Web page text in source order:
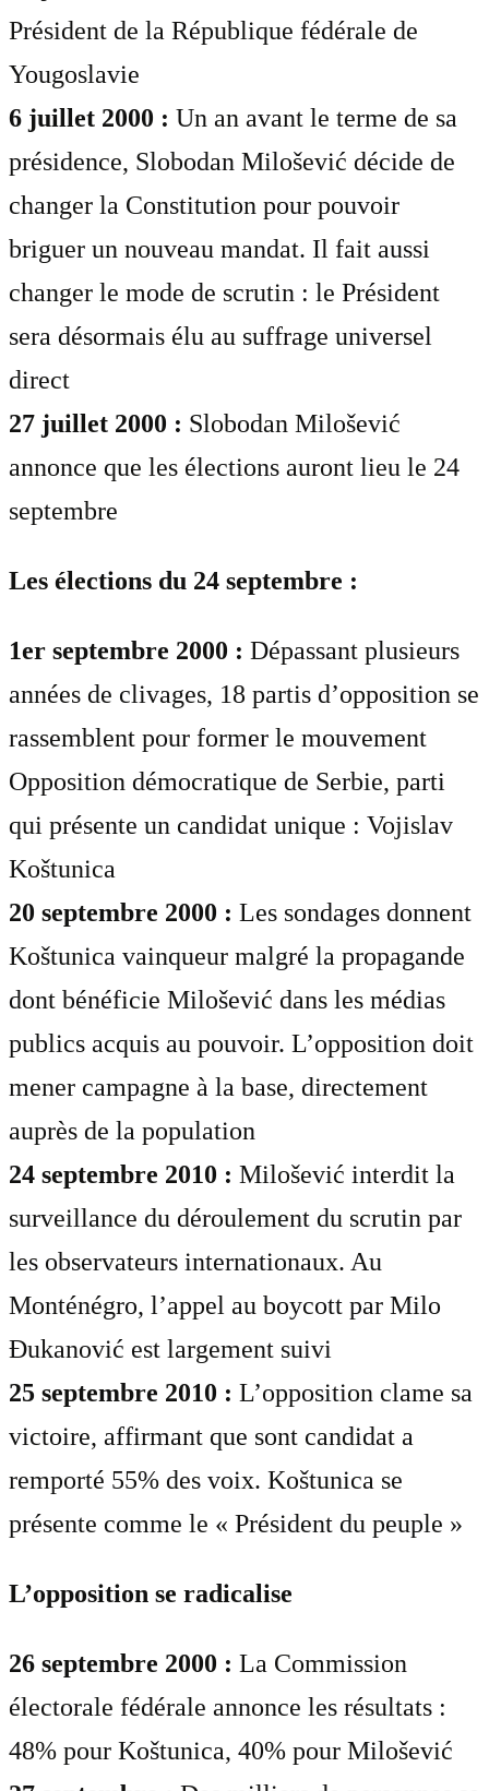
Président de la République fédérale de
Yougoslavie
6 juillet 2000 : Un an avant le terme de sa
présidence, Slobodan Milošević décide de
changer la Constitution pour pouvoir
briguer un nouveau mandat. Il fait aussi
changer le mode de scrutin : le Président
sera désormais élu au suffrage universel
direct
27 juillet 2000 : Slobodan Milošević
annonce que les élections auront lieu le 24
septembre
Les élections du 24 septembre :
1er septembre 2000 : Dépassant plusieurs
années de clivages, 18 partis d’opposition se
rassemblent pour former le mouvement
Opposition démocratique de Serbie, parti
qui présente un candidat unique : Vojislav
Koštunica
20 septembre 2000 : Les sondages donnent
Koštunica vainqueur malgré la propagande
dont bénéficie Milošević dans les médias
publics acquis au pouvoir. L’opposition doit
mener campagne à la base, directement
auprès de la population
24 septembre 2010 : Milošević interdit la
surveillance du déroulement du scrutin par
les observateurs internationaux. Au
Monténégro, l’appel au boycott par Milo
Đukanović est largement suivi
25 septembre 2010 : L’opposition clame sa
victoire, affirmant que sont candidat a
remporté 55% des voix. Koštunica se
présente comme le « Président du peuple »
L’opposition se radicalise
26 septembre 2000 : La Commission
électorale fédérale annonce les résultats :
48% pour Koštunica, 40% pour Milošević